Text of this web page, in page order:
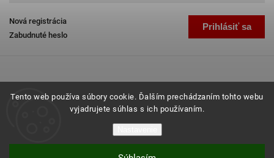
Tento web používa súbory cookie. Ďalším prechádzaním tohto webu
vyjadrujete súhlas s ich používaním.
Prihlásiť sa
Nová registrácia
Zabudnuté heslo
Favab.sk. Všetky práva vyhradené.
Grafický návrh vytvořil a nakódoval